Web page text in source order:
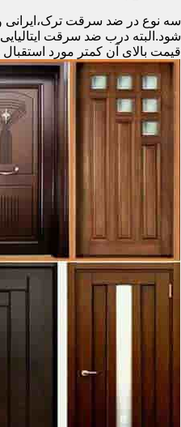
سه نوع در ضد سرقت ترک،ایرانی
شود.البته درب ضد سرقت
قیمت بالای آن کمتر مورد استقبال